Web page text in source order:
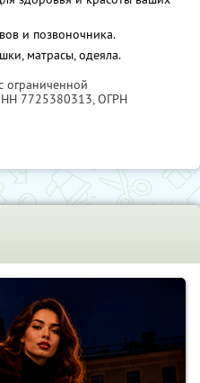
и позвоночника.
матрасы, одеяла.
ограниченной
7725380313, ОГРН